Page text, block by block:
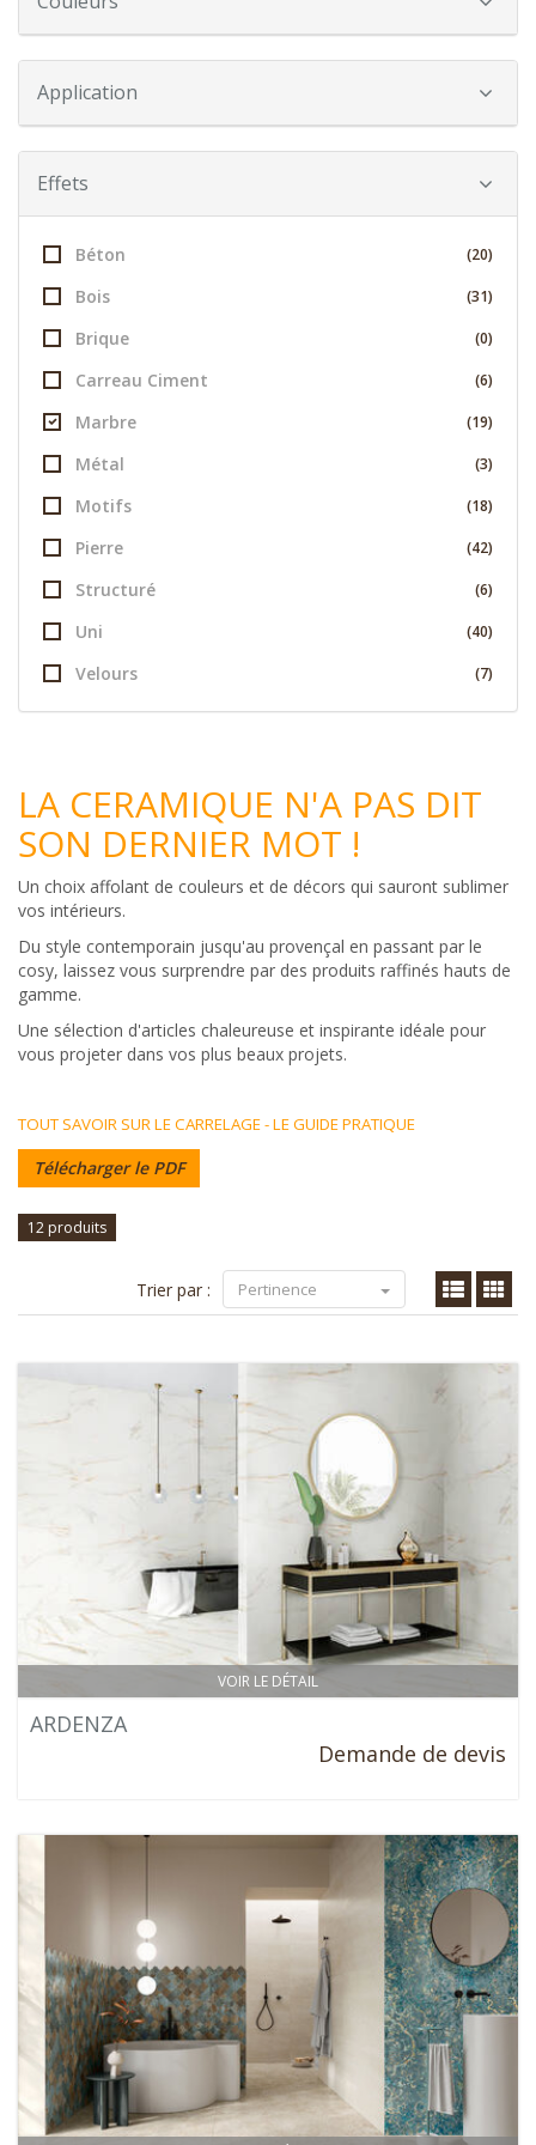
Application
Effets
Béton (20)
Bois (31)
Brique (0)
Carreau Ciment (6)
Marbre (19)
Métal (3)
Motifs (18)
Pierre (42)
Structuré (6)
Uni (40)
Velours (7)
LA CERAMIQUE N'A PAS DIT
SON DERNIER MOT !
Un choix affolant de couleurs et de décors qui sauront sublimer
vos intérieurs.
Du style contemporain jusqu'au provençal en passant par le
cosy, laissez vous surprendre par des produits raffinés hauts de
gamme.
Une sélection d'articles chaleureuse et inspirante idéale pour
vous projeter dans vos plus beaux projets.
TOUT SAVOIR SUR LE CARRELAGE - LE GUIDE PRATIQUE
Télécharger le PDF
12 produits
Trier par : Pertinence
VOIR LE DÉTAIL
ARDENZA
Demande de devis